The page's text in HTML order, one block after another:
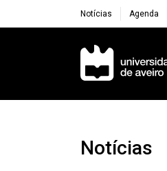
Notícias Agenda
Navegação Principal
Notícias